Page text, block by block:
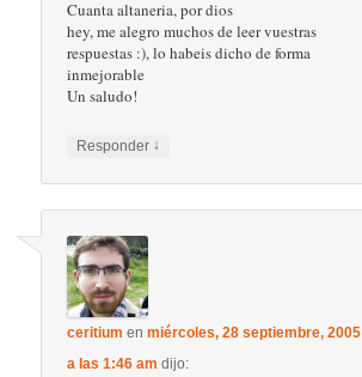
Cuanta altaneria, por dios
hey, me alegro muchos de leer vuestras
respuestas :), lo habeis dicho de forma
inmejorable
Un saludo!
Responder ↓
ceritium enmiércoles, 28 septiembre, 2005
a las 1:46 am dijo: